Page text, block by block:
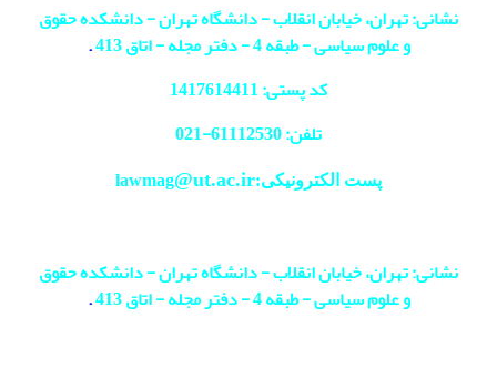
نشانی: تهران، خیابان انقلاب - دانشگاه تهران - دانشکده حقوق
و علوم سیاسی - طبقه 4 - دفتر مجله - اتاق 413
.
کد پستی: 1417614411
تلفن: 61112530-
021
پست الکترونیکی:lawmag@ut.ac.ir
نشانی: تهران، خیابان انقلاب - دانشگاه تهران - دانشکده حقوق
و علوم سیاسی - طبقه 4 - دفتر مجله - اتاق 413
.